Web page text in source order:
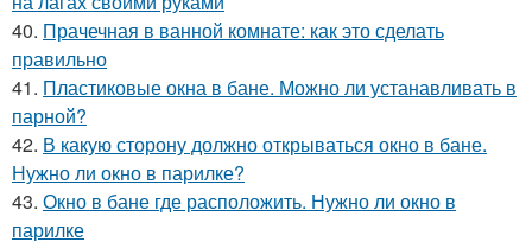
40. Прачечная в ванной комнате: как это сделать
правильно
41. Пластиковые окна в бане. Можно ли устанавливать в
парной?
42. В какую сторону должно открываться окно в бане.
Нужно ли окно в парилке?
43. Окно в бане где расположить. Нужно ли окно в
парилке